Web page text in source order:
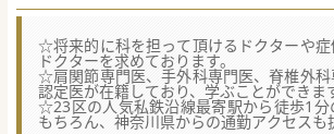
☆将来的に科を担って頂けるドクターや症
ドクターを求めております。
☆肩関節専門医、手外科専門医、脊椎外
認定医が在籍しており、学ぶことができま
☆23区の人気私鉄沿線最寄駅から徒歩1分
もちろん、神奈川県からの通勤アクセスも